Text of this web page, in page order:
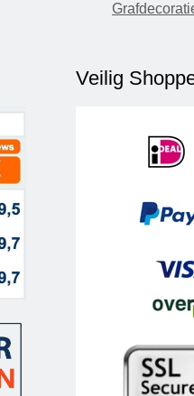
Veilig